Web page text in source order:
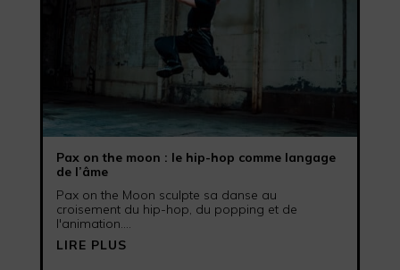
Pax on the moon : le hip-hop comme langage
de l’âme
Pax on the Moon sculpte sa danse au
croisement du hip-hop, du popping et de
l'animation....
LIRE PLUS